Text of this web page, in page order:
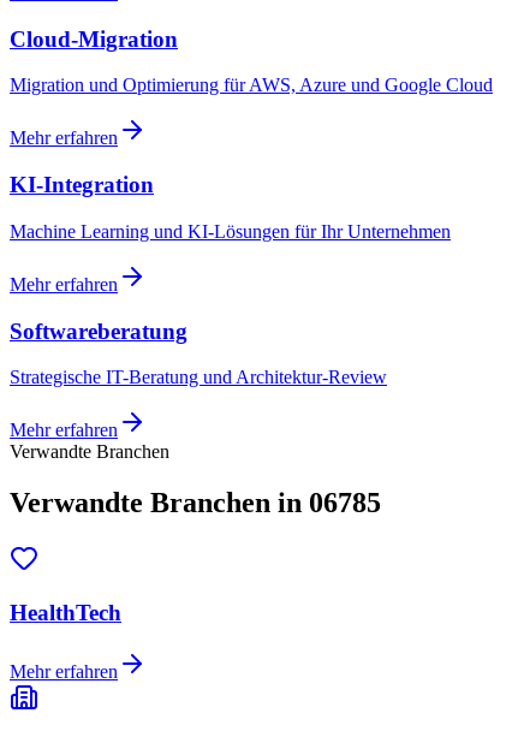
Cloud-Migration
Migration und Optimierung für AWS, Azure und Google Cloud
Mehr erfahren
KI-Integration
Machine Learning und KI-Lösungen für Ihr Unternehmen
Mehr erfahren
Softwareberatung
Strategische IT-Beratung und Architektur-Review
Mehr erfahren
Verwandte Branchen
Verwandte Branchen in 06785
HealthTech
Mehr erfahren